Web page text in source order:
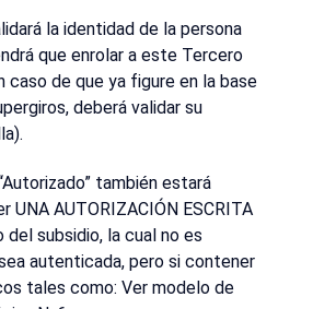
la identidad de la persona
que enrolar a este Tercero
caso de que ya figure en la base
deberá validar su
también estará
UNA AUTORIZACIÓN ESCRITA
subsidio, la cual no es
autenticada, pero si contener
tales como: Ver modelo de